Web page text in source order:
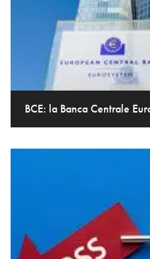
BCE: la Banca Centrale